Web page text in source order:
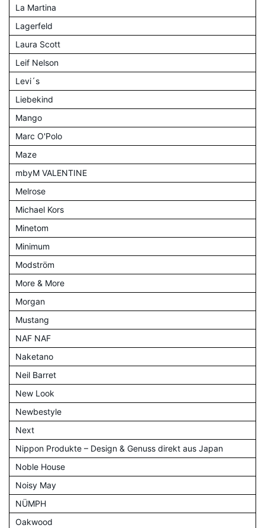
La Martina
Lagerfeld
Laura Scott
Leif Nelson
Levi´s
Liebekind
Mango
Marc O'Polo
Maze
mbyM VALENTINE
Melrose
Michael Kors
Minetom
Minimum
Modström
More & More
Morgan
Mustang
NAF NAF
Naketano
Neil Barret
New Look
Newbestyle
Next
Nippon Produkte – Design & Genuss direkt aus Japan
Noble House
Noisy May
NÜMPH
Oakwood